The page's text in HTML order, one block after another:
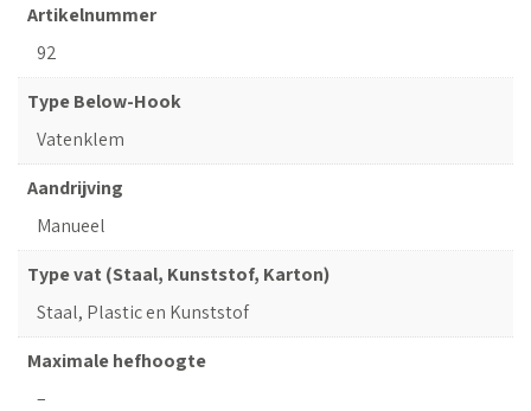
Artikelnummer
92
Type Below-Hook
Vatenklem
Aandrijving
Manueel
Type vat (Staal, Kunststof, Karton)
Staal, Plastic en Kunststof
Maximale hefhoogte
–